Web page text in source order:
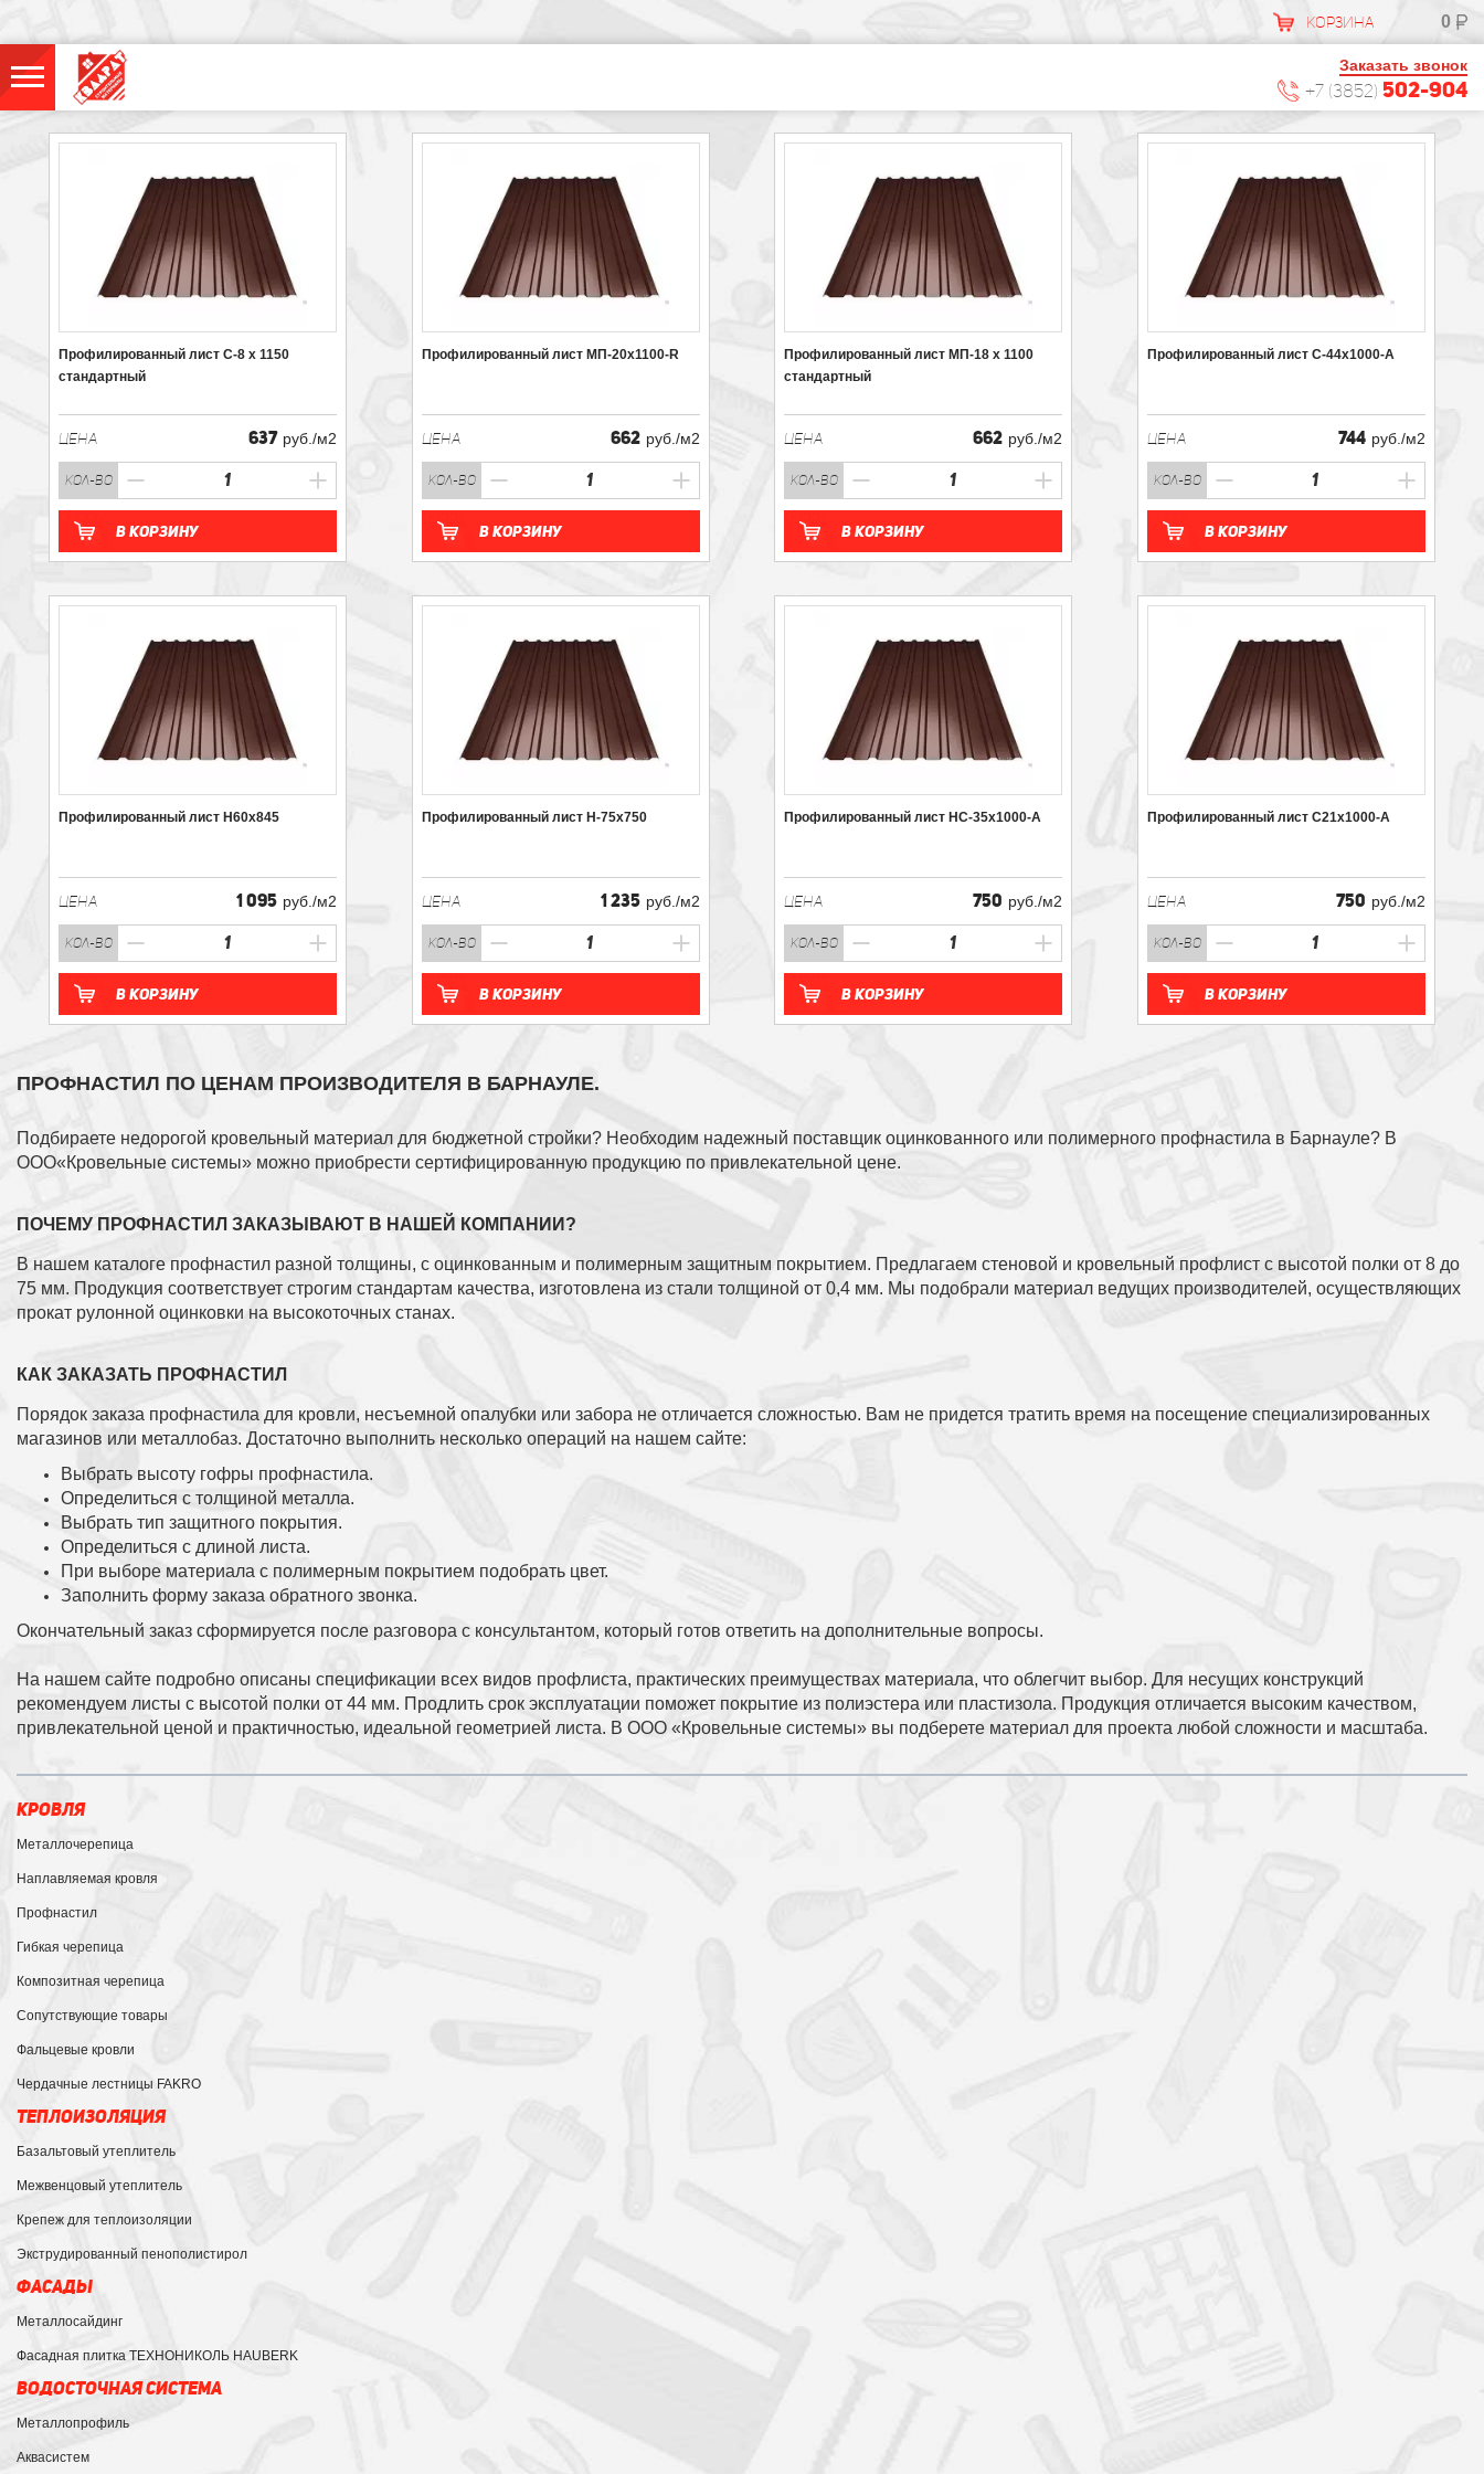
КОРЗИНА 0
Заказать звонок
+7 (3852) 502-904
Профилированный лист С-8 х 1150
стандартный
ЦЕНА 637 руб./м2
кол-во
В корзину
Профилированный лист МП-20х1100-R
ЦЕНА 662 руб./м2
кол-во
В корзину
Профилированный лист МП-18 х 1100
стандартный
ЦЕНА 662 руб./м2
кол-во
В корзину
Профилированный лист С-44х1000-А
ЦЕНА 744 руб./м2
кол-во
В корзину
Профилированный лист Н60х845
ЦЕНА 1 095 руб./м2
кол-во
В корзину
Профилированный лист H-75х750
ЦЕНА 1 235 руб./м2
кол-во
В корзину
Профилированный лист НС-35х1000-А
ЦЕНА 750 руб./м2
кол-во
В корзину
Профилированный лист С21х1000-А
ЦЕНА 750 руб./м2
кол-во
В корзину
ПРОФНАСТИЛ ПО ЦЕНАМ ПРОИЗВОДИТЕЛЯ В БАРНАУЛЕ.
Подбираете недорогой кровельный материал для бюджетной стройки? Необходим надежный поставщик оцинкованного или полимерного профнастила в Барнауле? В
ООО«Кровельные системы» можно приобрести сертифицированную продукцию по привлекательной цене.
ПОЧЕМУ ПРОФНАСТИЛ ЗАКАЗЫВАЮТ В НАШЕЙ КОМПАНИИ?
В нашем каталоге профнастил разной толщины, с оцинкованным и полимерным защитным покрытием. Предлагаем стеновой и кровельный профлист с высотой полки от 8 до
75 мм. Продукция соответствует строгим стандартам качества, изготовлена из стали толщиной от 0,4 мм. Мы подобрали материал ведущих производителей, осуществляющих
прокат рулонной оцинковки на высокоточных станах.
КАК ЗАКАЗАТЬ ПРОФНАСТИЛ
Порядок заказа профнастила для кровли, несъемной опалубки или забора не отличается сложностью. Вам не придется тратить время на посещение специализированных
магазинов или металлобаз. Достаточно выполнить несколько операций на нашем сайте:
Выбрать высоту гофры профнастила.
Определиться с толщиной металла.
Выбрать тип защитного покрытия.
Определиться с длиной листа.
При выборе материала с полимерным покрытием подобрать цвет.
Заполнить форму заказа обратного звонка.
Окончательный заказ сформируется после разговора с консультантом, который готов ответить на дополнительные вопросы.
На нашем сайте подробно описаны спецификации всех видов профлиста, практических преимуществах материала, что облегчит выбор. Для несущих конструкций
рекомендуем листы с высотой полки от 44 мм. Продлить срок эксплуатации поможет покрытие из полиэстера или пластизола. Продукция отличается высоким качеством,
привлекательной ценой и практичностью, идеальной геометрией листа. В ООО «Кровельные системы» вы подберете материал для проекта любой сложности и масштаба.
КРОВЛЯ
Металлочерепица
Наплавляемая кровля
Профнастил
Гибкая черепица
Композитная черепица
Сопутствующие товары
Фальцевые кровли
Чердачные лестницы FAKRO
ТЕПЛОИЗОЛЯЦИЯ
Базальтовый утеплитель
Межвенцовый утеплитель
Крепеж для теплоизоляции
Экструдированный пенополистирол
ФАСАДЫ
Металлосайдинг
Фасадная плитка ТЕХНОНИКОЛЬ HAUBERK
ВОДОСТОЧНАЯ СИСТЕМА
Металлопрофиль
Аквасистем